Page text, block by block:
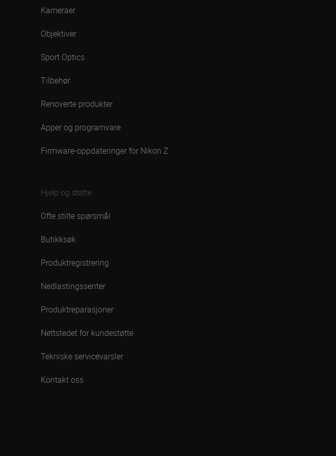
Kameraer
Objektiver
Sport Optics
Tilbehør
Renoverte produkter
Apper og programvare
Firmware-oppdateringer for Nikon Z
Hjelp og støtte
Ofte stilte spørsmål
Butikksøk
Produktregistrering
Nedlastingssenter
Produktreparasjoner
Nettstedet for kundestøtte
Tekniske servicevarsler
Kontakt oss